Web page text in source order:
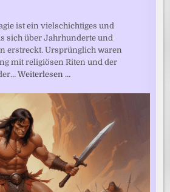
ist ein vielschichtiges und
sich über Jahrhunderte und
erstreckt. Ursprünglich waren
mit religiösen Riten und der
Weiterlesen …